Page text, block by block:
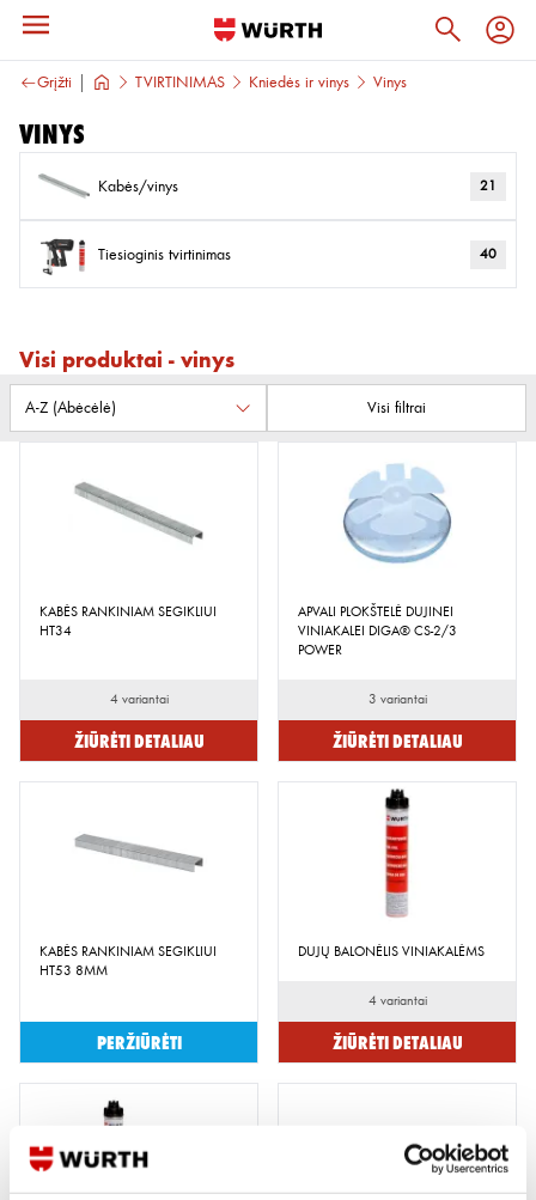
Grįžti TVIRTINIMAS Kniedės ir vinys Vinys
Vinys
Kabės/vinys 21
Tiesioginis tvirtinimas 40
Visi produktai - vinys
Visi filtrai
KABĖS RANKINIAM SEGIKLIUI
HT34
4 variantai
Žiūrėti detaliau
APVALI PLOKŠTELĖ DUJINEI
VINIAKALEI DIGA® CS-2/3
POWER
3 variantai
Žiūrėti detaliau
KABĖS RANKINIAM SEGIKLIUI
HT53 8MM
Peržiūrėti
DUJŲ BALONĖLIS VINIAKALĖMS
4 variantai
Žiūrėti detaliau